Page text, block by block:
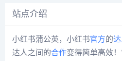
站点介绍
小红书蒲公英，小红书官方的达
达人之间的合作变得简单高效